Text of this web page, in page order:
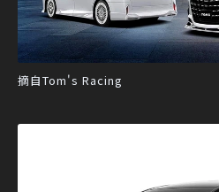
摘自Tom's Racing